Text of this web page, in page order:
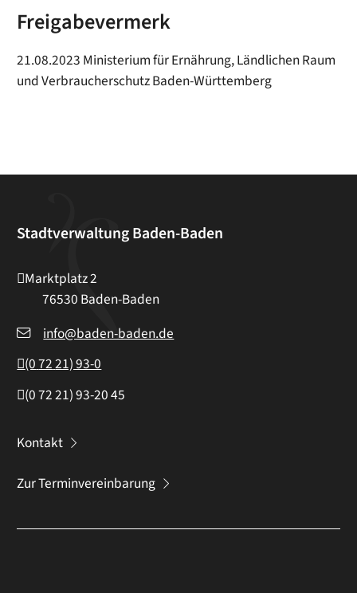
Freigabevermerk
21.08.2023 Ministerium für Ernährung, Ländlichen Raum
und Verbraucherschutz Baden-Württemberg
Stadtverwaltung Baden-Baden
Marktplatz 2
76530 Baden-Baden
info@baden-baden.de
(07221) 93-0
(07221) 93-2045
Kontakt
Zur Terminvereinbarung